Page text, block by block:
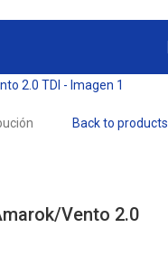
Back to products
Vento 2.0